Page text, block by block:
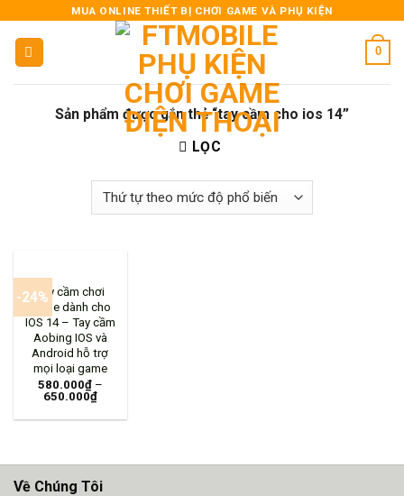
content
MUA ONLINE THIẾT BỊ CHƠI GAME VÀ PHỤ KIỆN
0
Sản phẩm được gắn thẻ “tay cầm cho ios 14”
LỌC
-24%HẾT HÀNG
Tay cầm chơi
game dành cho
IOS 14 – Tay cầm
Aobing IOS và
Android hỗ trợ
mọi loại game
580.000₫–
650.000₫
Về Chúng Tôi